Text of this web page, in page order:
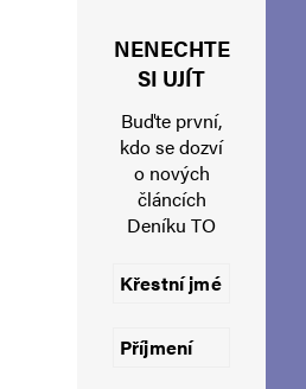
Uložit do prohlížeče jméno, e-mail a
Informujte mě o nových komentářích e-mailem.
NENECHTE
SI UJÍT
Buďte první,
kdo se dozví
o nových
článcích
Deníku TO